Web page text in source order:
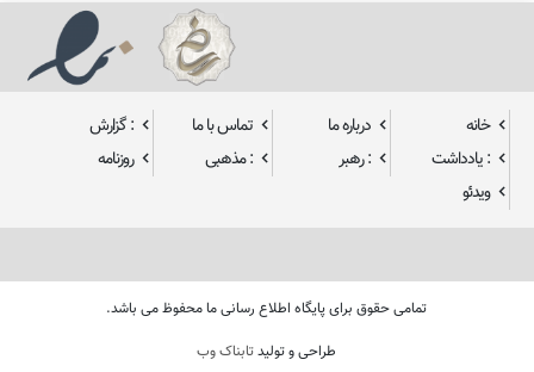
خانه درباره ما تماس با ما
: گزارش
: یادداشت
: رهبر : مذهبی
روزنامه
ویدئو
تمامی حقوق برای پایگاه اطلاع رسانی ما محفوظ می باشد.
طراحی و تولیدتابناک وب